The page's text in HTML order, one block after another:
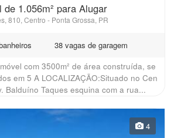
de 1.056m² para Alugar
810, Centro - Ponta Grossa, PR
38 vagas de garagem
com 3500m² de área construída, se
em 5 A LOCALIZAÇÃO:Situado no Cen
Balduíno Taques esquina com a rua...
4